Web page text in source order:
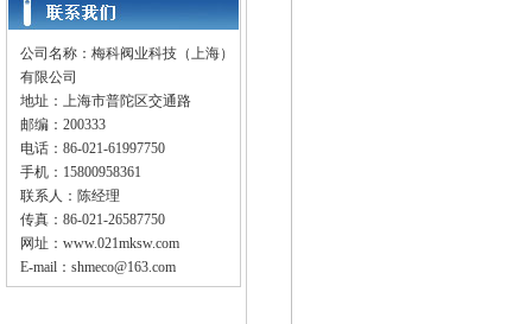
公司名称：梅科阀业科技（上海）
有限公司
地址：上海市普陀区交通路
邮编：200333
电话：86-021-61997750
手机：15800958361
联系人：陈经理
传真：86-021-26587750
网址： www.021mksw.com
E-mail： shmeco@163.com